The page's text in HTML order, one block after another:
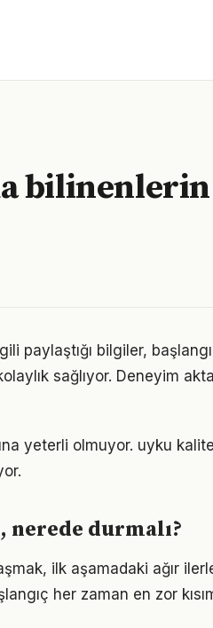
bilinenlerin
paylaştığı bilgiler,
sağlıyor. Deneyim
yeterli olmuyor. uyku
nerede durmalı?
ilk aşamadaki ağır
her zaman en zor